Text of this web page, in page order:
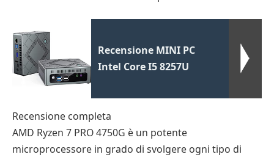
Recensione MINI PC
Intel Core I5 8257U
Recensione completa
AMD Ryzen 7 PRO 4750G è un potente
microprocessore in grado di svolgere ogni tipo di